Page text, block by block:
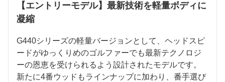
【エントリーモデル】最新技術を軽量ボディに
凝縮
G440シリーズの軽量バージョンとして、ヘッドスピ
ードがゆっくりめのゴルファーでも最新テクノロジ
ーの恩恵を受けられるよう設計されたモデルです。
新たに4番ウッドもラインナップに加わり、番手選び